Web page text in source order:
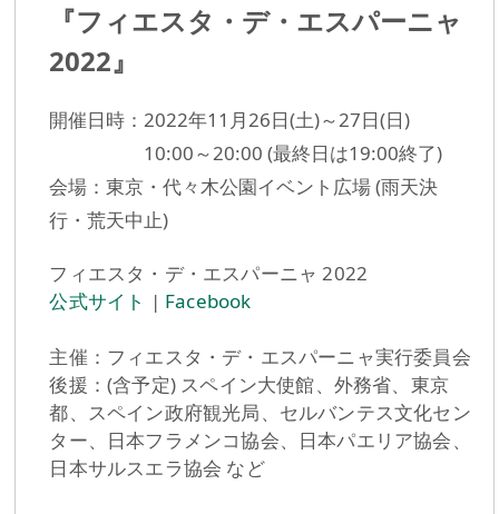
『フィエスタ・デ・エスパーニャ
2022』
開催日時：2022年11月26日(土)～27日(日)
10:00～20:00 (最終日は19:00終了)
会場：東京・代々木公園イベント広場 (雨天決
行・荒天中止)
フィエスタ・デ・エスパーニャ 2022
公式サイト | Facebook
主催：フィエスタ・デ・エスパーニャ実行委員会
後援：(含予定) スペイン⼤使館、外務省、東京
都、スペイン政府観光局、セルバンテス⽂化セン
ター、⽇本フラメンコ協会、⽇本パエリア協会、
日本サルスエラ協会 など